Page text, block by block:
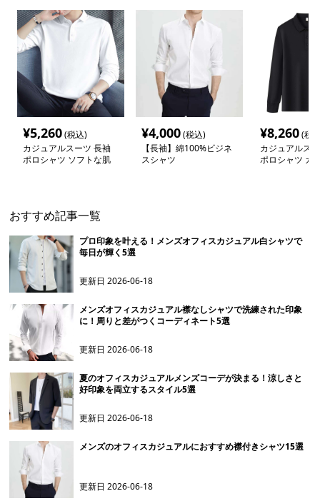
¥5,260(税込)
カジュアルスーツ 長袖
ポロシャツ ソフトな肌
¥4,000(税込)
【長袖】綿100%ビジネ
スシャツ
¥8,260(税
カジュアルス
ポロシャツ カ
おすすめ記事一覧
プロ印象を叶える！メンズオフィスカジュアル白シャツで
毎日が輝く5選
更新日2026-06-18
メンズオフィスカジュアル襟なしシャツで洗練された印象
に！周りと差がつくコーディネート5選
更新日2026-06-18
夏のオフィスカジュアルメンズコーデが決まる！涼しさと
好印象を両立するスタイル5選
更新日2026-06-18
メンズのオフィスカジュアルにおすすめ襟付きシャツ15選
更新日2026-06-18